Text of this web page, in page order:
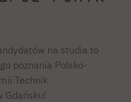
na studia to
poznania Polsko-
Technik
Gdańsku!